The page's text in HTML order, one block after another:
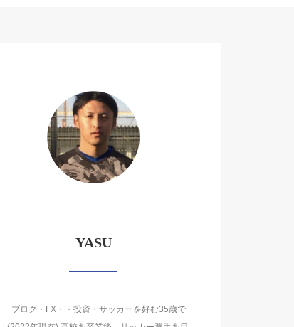
YASU
ログ・FX・・投資・サッカーを好む35歳で